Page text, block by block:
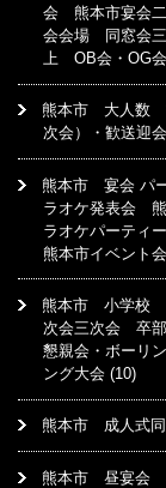
会 熊本市宴会
会会場 同窓会
上 OB会・OG
熊本市 大人数
次会）・歓送迎会
熊本市 宴会 パ
ラオケ発表会
ラオケパーティ
熊本市イベント
熊本市 小学
次会三次会 卒
懇親会・ボーリ
ング大会 (10)
熊本市 成人式
熊本市 昼宴会